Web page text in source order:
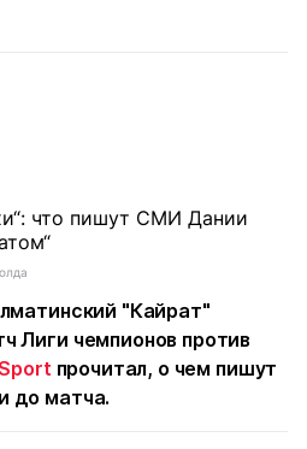
"Кайрат"
Лиги чемпионов против
прочитал, о чем пишут
до матча.